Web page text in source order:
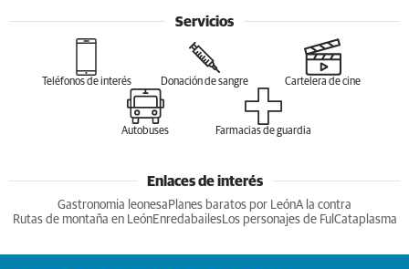
Servicios
Teléfonos de interés Donación de sangre Cartelera de cine
Autobuses Farmacias de guardia
Enlaces de interés
Gastronomia leonesa Planes baratos por LeónA la contra
Rutas de montaña en LeónEnredabailesLos personajes de Ful Cataplasma